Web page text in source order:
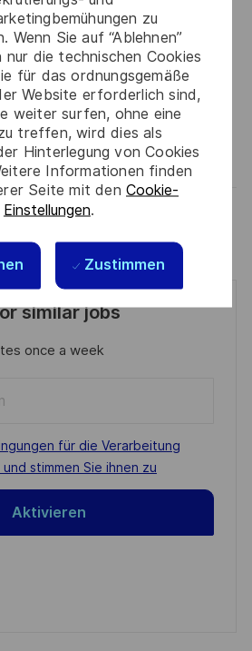
zu
Wenn Sie auf “Ablehnen”
nur die technischen Cookies
für das ordnungsgemäße
Website erforderlich sind,
weiter surfen, ohne eine
treffen, wird dies als
Hinterlegung von Cookies
Informationen finden
Seite mit den Cookie-
Einstellungen.
Zustimmen
est notre meilleur
nous !
similar jobs
once a week
für die Verarbeitung
stimmen Sie ihnen zu
Aktivieren